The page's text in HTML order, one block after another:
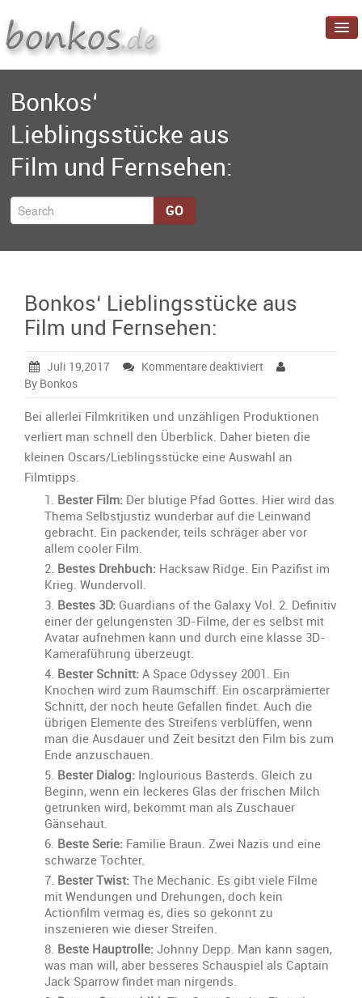
Startseite
Blog
Projekte
Über mich
Bonkos‘
Lieblingsstücke aus
Film und Fernsehen:
GO
Bonkos‘ Lieblingsstücke aus
Film und Fernsehen:
Juli 19,2017 Kommentare deaktiviertfür
aus
Film
und
Fernsehen:
By Bonkos
Bei allerlei Filmkritiken und unzähligen Produktionen
verliert man schnell den Überblick. Daher bieten die
kleinen Oscars/Lieblingsstücke eine Auswahl an
Filmtipps.
Bester Film: Der blutige Pfad Gottes. Hier wird das
Thema Selbstjustiz wunderbar auf die Leinwand
gebracht. Ein packender, teils schräger aber vor
allem cooler Film.
Bestes Drehbuch: Hacksaw Ridge. Ein Pazifist im
Krieg. Wundervoll.
Bestes 3D: Guardians of the Galaxy Vol. 2. Definitiv
einer der gelungensten 3D-Filme, der es selbst mit
Avatar aufnehmen kann und durch eine klasse 3D-
Kameraführung überzeugt.
Bester Schnitt: A Space Odyssey 2001. Ein
Knochen wird zum Raumschiff. Ein oscarprämierter
Schnitt, der noch heute Gefallen findet. Auch die
übrigen Elemente des Streifens verblüffen, wenn
man die Ausdauer und Zeit besitzt den Film bis zum
Ende anzuschauen.
Bester Dialog: Inglourious Basterds. Gleich zu
Beginn, wenn ein leckeres Glas der frischen Milch
getrunken wird, bekommt man als Zuschauer
Gänsehaut.
Beste Serie: Familie Braun. Zwei Nazis und eine
schwarze Tochter.
Bester Twist: The Mechanic. Es gibt viele Filme
mit Wendungen und Drehungen, doch kein
Actionfilm vermag es, dies so gekonnt zu
inszenieren wie dieser Streifen.
Beste Hauptrolle: Johnny Depp. Man kann sagen,
was man will, aber besseres Schauspiel als Captain
Jack Sparrow findet man nirgends.